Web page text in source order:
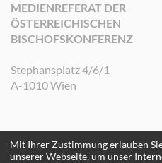
MEDIENREFERAT DER
ÖSTERREICHISCHEN
BISCHOFSKONFERENZ
Stephansplatz 4/6/1
A-1010 Wien
©2026 Medienreferat der
Mit Ihrer Zustimmung erlauben
unserer Webseite, um unser